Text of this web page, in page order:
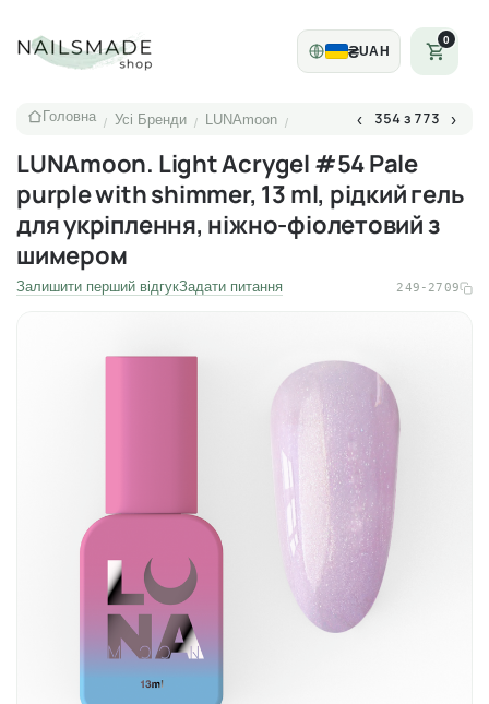
₴UAH
0
Головна / Усі Бренди / LUNAmoon / ‹ 354 з 773 ›
LUNAmoon. Light Acrygel #54 Pale
purple with shimmer, 13 ml, рідкий гель
для укріплення, ніжно-фіолетовий з
шимером
Залишити перший відгукЗадати питання 249-2709